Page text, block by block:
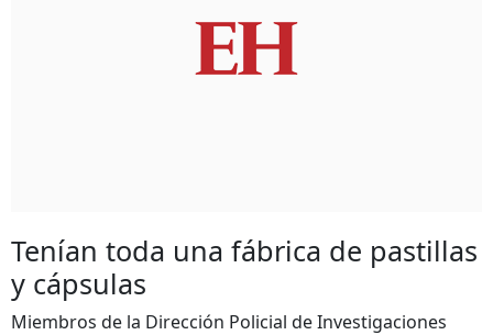
Tenían toda una fábrica de pastillas
y cápsulas
Miembros de la Dirección Policial de Investigaciones